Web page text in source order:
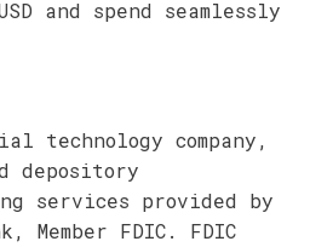
and spend seamlessly
technology company,
depository
services provided by
Member FDIC. FDIC